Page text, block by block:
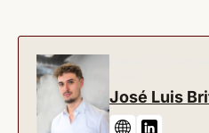
José Luis